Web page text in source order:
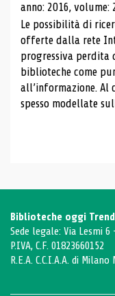
anno: 2016, volume:
Le possibilità di
offerte dalla rete
progressiva perdita
biblioteche come
all’informazione.
spesso modellate
Biblioteche oggi
Sede legale: Via Lesmi
P.IVA, C.F. 01823660152
R.E.A. C.C.I.A.A. di Milano